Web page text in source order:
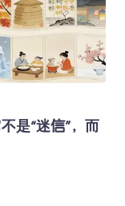
是“迷信”，而